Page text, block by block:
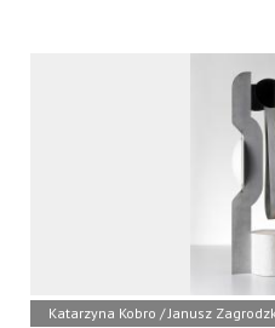
Katarzyna Kobro / Janusz